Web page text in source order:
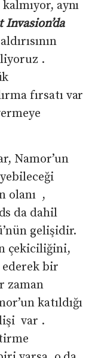
aynı
Invasion’da
.
fırsatı var
Namor’un
olanı ,
da dahil
gelişidir.
çekiciliğini,
ederek bir
zaman
katıldığı
var .